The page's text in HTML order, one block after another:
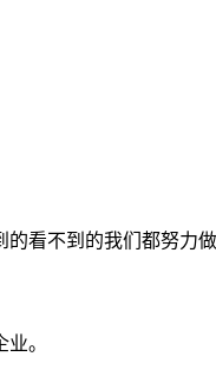
看不到的我们都努力做
。